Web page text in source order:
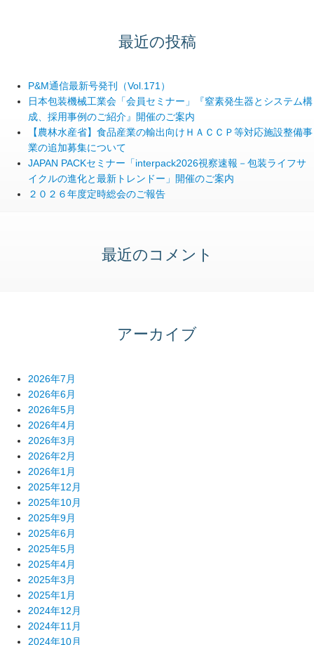
最近の投稿
P&M通信最新号発刊（Vol.171）
日本包装機械工業会「会員セミナー」『窒素発生器とシステム構
成、採用事例のご紹介』開催のご案内
【農林水産省】食品産業の輸出向けＨＡＣＣＰ等対応施設整備事
業の追加募集について
JAPAN PACKセミナー「interpack2026視察速報－包装ライフサ
イクルの進化と最新トレンドー」開催のご案内
２０２６年度定時総会のご報告
最近のコメント
アーカイブ
2026年7月
2026年6月
2026年5月
2026年4月
2026年3月
2026年2月
2026年1月
2025年12月
2025年10月
2025年9月
2025年6月
2025年5月
2025年4月
2025年3月
2025年1月
2024年12月
2024年11月
2024年10月